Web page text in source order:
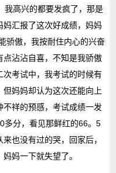
我高兴的都要发疯了，那是
汇报了这次好成绩，妈妈
骄傲，我按耐住内心的兴奋
沾沾自喜，不知是我骄傲
考试中，我考试的时候有
妈妈却认为这次还能向上
祥的预感，考试成绩一发
多分，看见那鲜红的66。5
也没有过的哭，回家后，
妈一下就失望了。